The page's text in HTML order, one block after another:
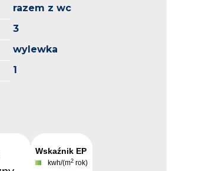
razem z wc
3
wylewka
1
Wskaźnik EP
kwh/(m2rok)